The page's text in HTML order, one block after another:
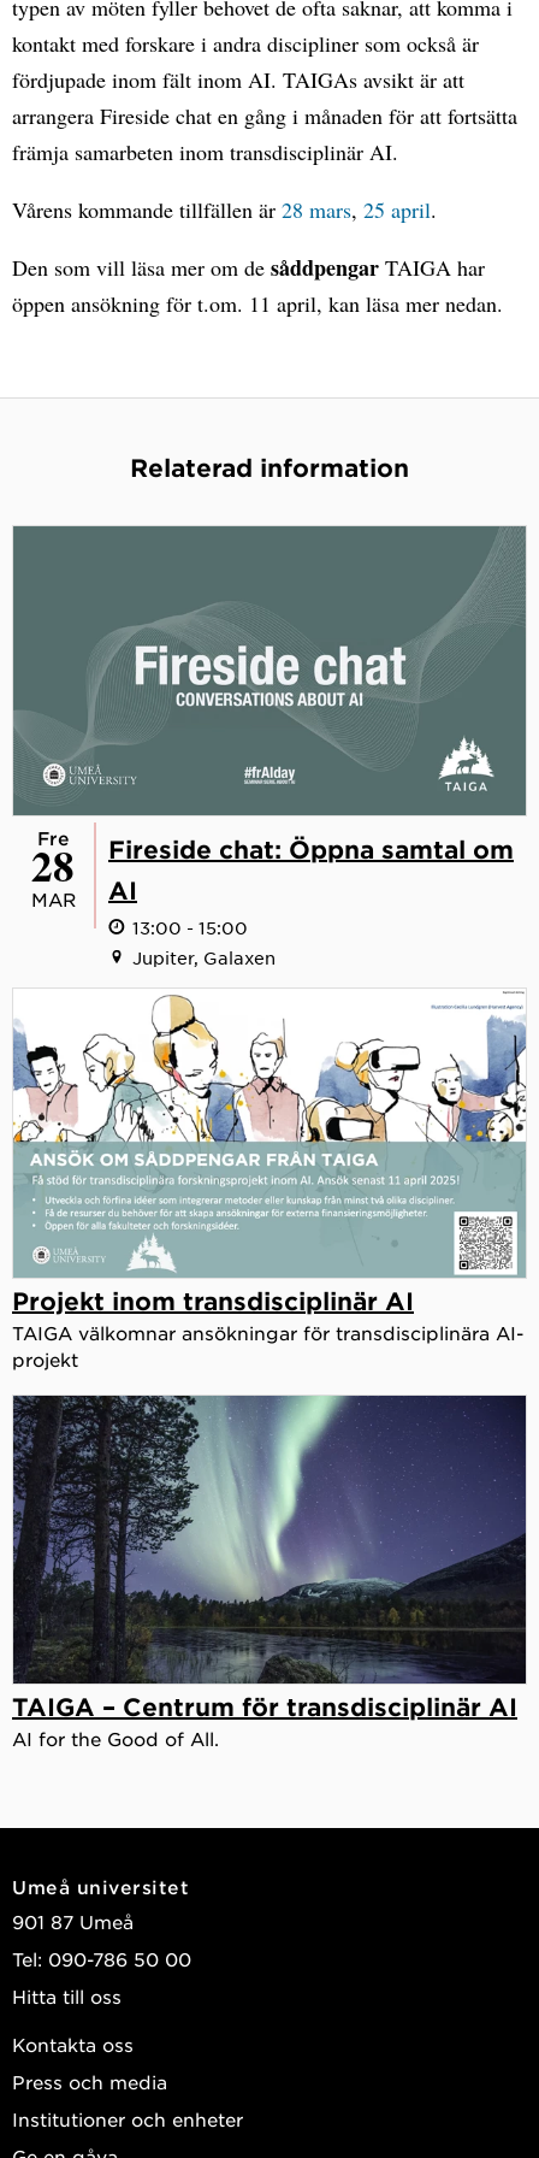
typen av möten fyller behovet de ofta saknar, att komma i
kontakt med forskare i andra discipliner som också är
fördjupade inom fält inom AI. TAIGAs avsikt är att
arrangera Fireside chat en gång i månaden för att fortsätta
främja samarbeten inom transdisciplinär AI.
Vårens kommande tillfällen är 28 mars, 25 april.
Den som vill läsa mer om de såddpengar TAIGA har
öppen ansökning för t.om. 11 april, kan läsa mer nedan.
Relaterad information
fre
28
MAR
Fireside chat: Öppna samtal om
AI
13:00 - 15:00
Jupiter, Galaxen
Projekt inom transdisciplinär AI
TAIGA välkomnar ansökningar för transdisciplinära AI-
projekt
TAIGA – Centrum för transdisciplinär AI
AI for the Good of All.
Umeå universitet
901 87 Umeå
Tel: 090-786 50 00
Hitta till oss
Kontakta oss
Press och media
Institutioner och enheter